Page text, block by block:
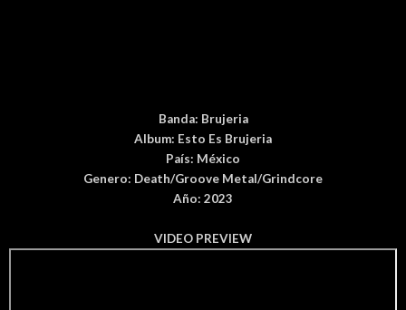
Banda: Brujeria
Album: Esto Es Brujeria
País: México
Genero: Death/Groove Metal/Grindcore
Año: 2023
VIDEO PREVIEW